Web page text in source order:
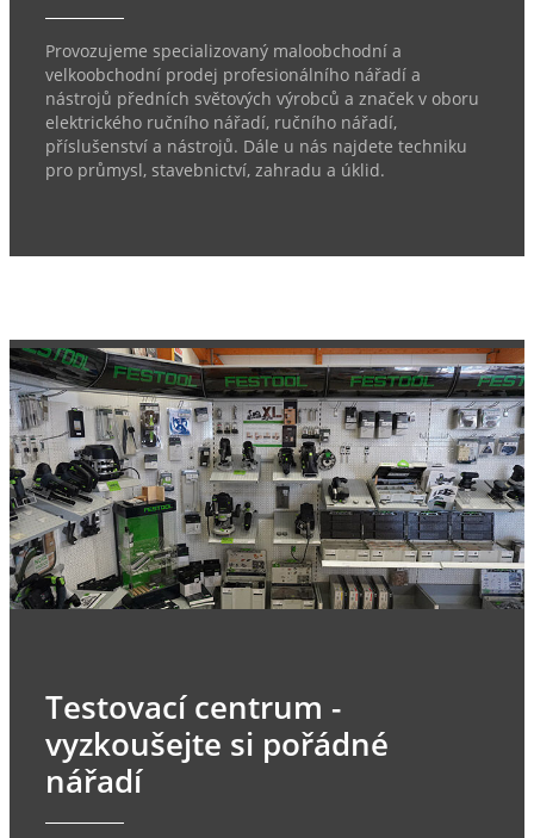
Provozujeme specializovaný maloobchodní a
velkoobchodní prodej profesionálního nářadí a
nástrojů předních světových výrobců a značek v oboru
elektrického ručního nářadí, ručního nářadí,
příslušenství a nástrojů. Dále u nás najdete techniku
pro průmysl, stavebnictví, zahradu a úklid.
Testovací centrum -
vyzkoušejte si pořádné
nářadí